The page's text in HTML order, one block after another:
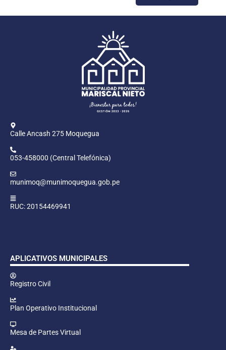
Calle Ancash 275 Moquegua
053-458000 (Central Telefónica)
munimoq@munimoquegua.gob.pe
RUC: 20154469941
APLICATIVOS MUNICIPALES
Registro Civil
Plan Operativo Institucional
Mesa de Partes Virtual